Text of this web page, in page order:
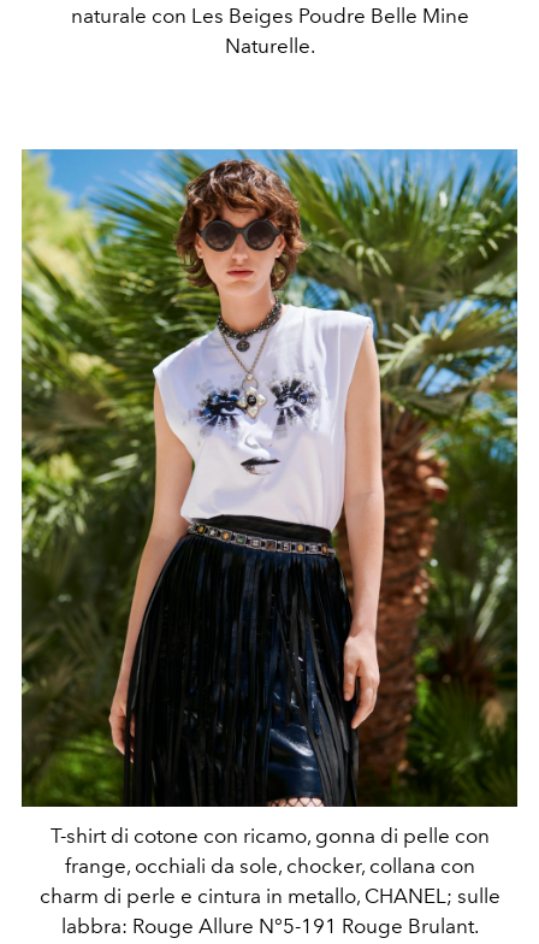
naturale con Les Beiges Poudre Belle Mine
Naturelle.
T-shirt di cotone con ricamo, gonna di pelle con
frange, occhiali da sole, chocker, collana con
charm di perle e cintura in metallo, CHANEL; sulle
labbra: Rouge Allure N°5-191 Rouge Brulant.